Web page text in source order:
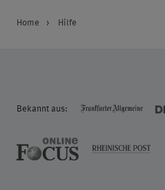
Home Hilfe
Bekannt aus: